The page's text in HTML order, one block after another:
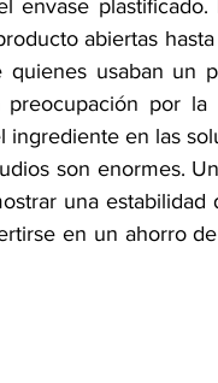
envase plastificado.
abiertas
por la
en las
son enormes. Un
una estabilidad
en un ahorro